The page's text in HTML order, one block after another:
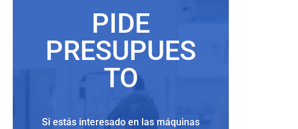
PIDE
PRESUPUES
TO
Si estás interesado en las máquinas